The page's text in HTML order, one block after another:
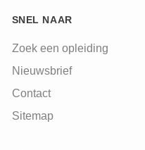
SNEL NAAR
Zoek een opleiding
Nieuwsbrief
Contact
Sitemap